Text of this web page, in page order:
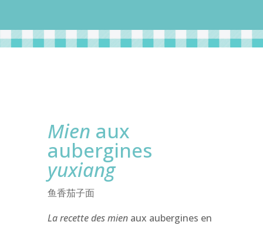
Mien aux
aubergines
yuxiang
鱼香茄子面
La recette des mienaux aubergines en